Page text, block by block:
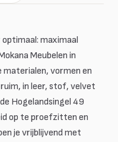
optimaal: maximaal
Meubelen in
materialen, vormen en
in leer, stof, velvet
Hogelandsingel 49
op te proefzitten en
je vrijblijvend met